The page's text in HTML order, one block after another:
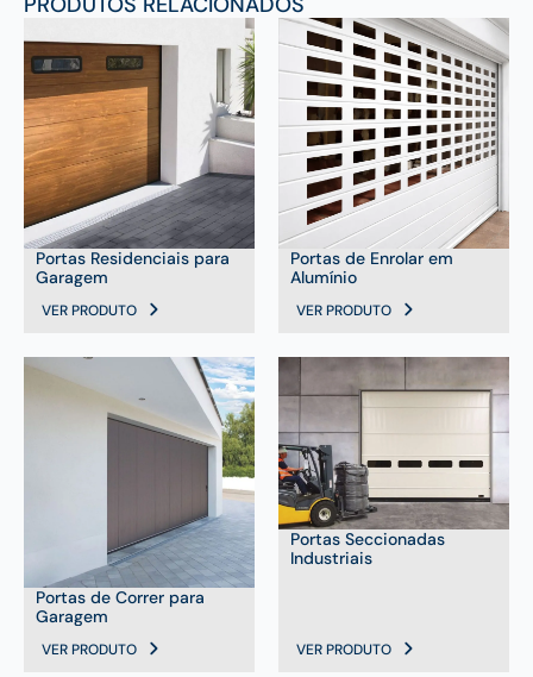
Portas Residenciais para
Garagem
VER PRODUTO
Portas de Enrolar em
Alumínio
VER PRODUTO
Portas de Correr para
Garagem
VER PRODUTO
Portas Seccionadas
Industriais
VER PRODUTO